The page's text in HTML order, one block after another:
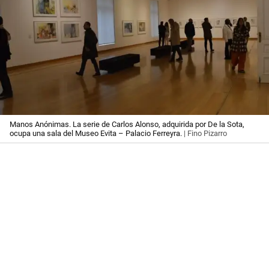
Manos Anónimas. La serie de Carlos Alonso, adquirida por De la Sota,
ocupa una sala del Museo Evita – Palacio Ferreyra. | Fino Pizarro